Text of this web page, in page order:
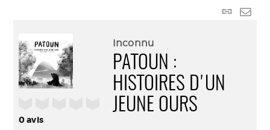
Lien
0avis
Inconnu
PATOUN :
HISTOIRES D'UN
JEUNE OURS